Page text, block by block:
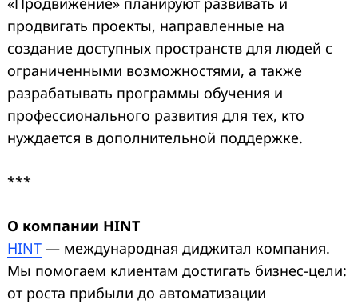
продвигать проекты, направленные на
создание доступных пространств для людей с
ограниченными возможностями, а также
разрабатывать программы обучения и
профессионального развития для тех, кто
нуждается в дополнительной поддержке.
***
О компании HINT
HINT — международная диджитал компания.
Мы помогаем клиентам достигать бизнес-цели:
от роста прибыли до автоматизации